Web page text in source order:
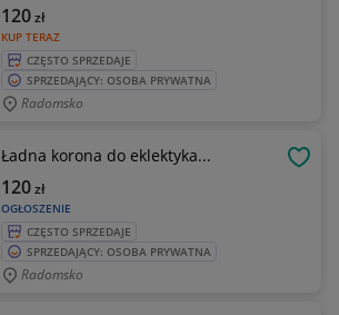
KUP TERAZ
120zł
CZĘSTO SPRZEDAJE
SPRZEDAJĄCY: OSOBA PRYWATNA
Radomsko
Ładna korona do eklektyka...
OGŁOSZENIE
120zł
CZĘSTO SPRZEDAJE
SPRZEDAJĄCY: OSOBA PRYWATNA
Radomsko